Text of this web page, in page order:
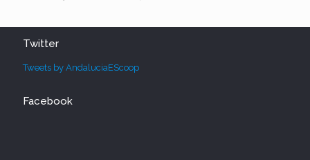
Twitter
Tweets by AndaluciaEScoop
Facebook